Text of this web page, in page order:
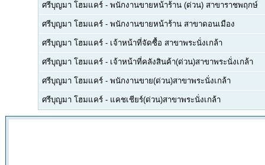
ศรีบุญมา โฮมแคร์ - พนักงานขายหน้าร้าน (ด่วน) สาขาราชพฤกษ์
ศรีบุญมา โฮมแคร์ - พนักงานขายหน้าร้าน สาขาดอนเมือง
ศรีบุญมา โฮมแคร์ - เจ้าหน้าที่จัดซื้อ สาขาพระนั่งเกล้า
ศรีบุญมา โฮมแคร์ - เจ้าหน้าที่คลังสินค้า(ด่วน)สาขาพระนั่งเกล้า
ศรีบุญมา โฮมแคร์ - พนักงานขาย(ด่วน)สาขาพระนั่งเกล้า
ศรีบุญมา โฮมแคร์ - แคชเชียร์(ด่วน)สาขาพระนั่งเกล้า